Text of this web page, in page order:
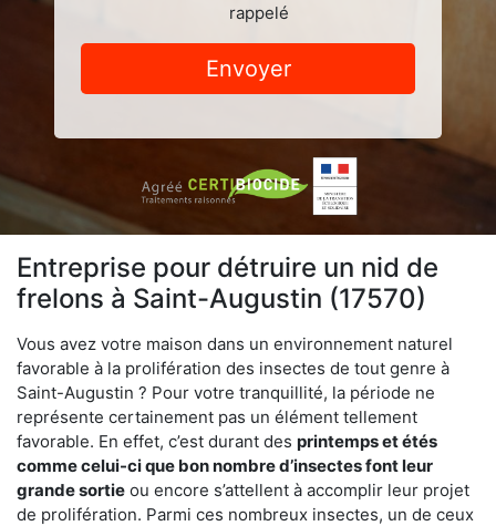
rappelé
Envoyer
Entreprise pour détruire un nid de
frelons à Saint-Augustin (17570)
Vous avez votre maison dans un environnement naturel
favorable à la prolifération des insectes de tout genre à
Saint-Augustin ? Pour votre tranquillité, la période ne
représente certainement pas un élément tellement
favorable. En effet, c’est durant des printemps et étés
comme celui-ci que bon nombre d’insectes font leur
grande sortie ou encore s’attellent à accomplir leur projet
de prolifération. Parmi ces nombreux insectes, un de ceux